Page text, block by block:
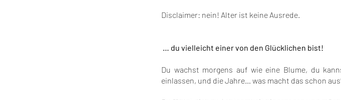
Disclaimer: nein! Alter ist keine Ausrede.
… du vielleicht einer von den Glücklichen bist!
Du wachst morgens auf wie eine Blume, du
einlassen, und die Jahre… was macht das schon